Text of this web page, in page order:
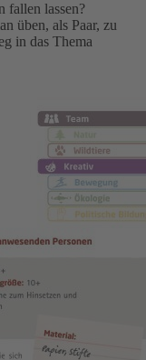
fallen lassen?
üben, als Paar, zu
in das Thema